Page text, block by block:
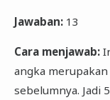
Jawaban:13
Cara menjawab:
angka
sebelumnya. Jadi